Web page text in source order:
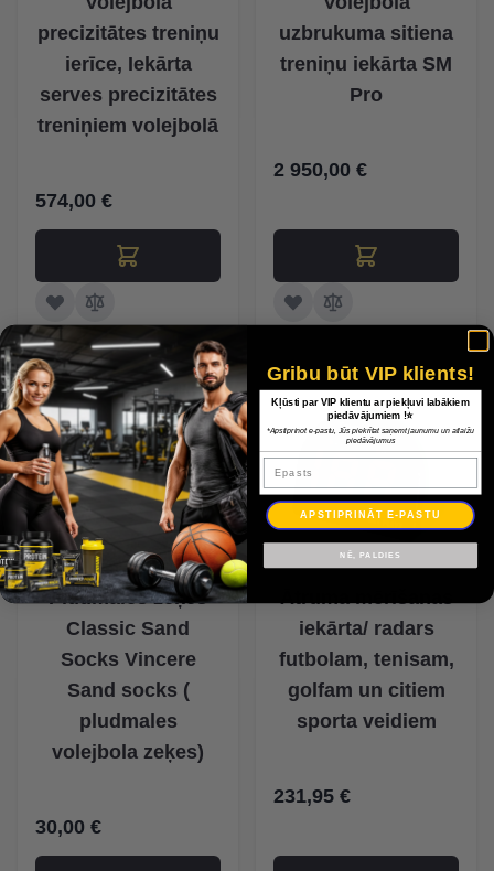
precizitātes treniņu
ierīce, Iekārta
serves precizitātes
treniņiem volejbolā
574,00 €
uzbrukuma sitiena
treniņu iekārta SM
Pro
2 950,00 €
Pludmales zeķes
Classic Sand
Socks Vincere
Sand socks (
pludmales
volejbola zeķes)
30,00 €
Ātruma mērīšanas
iekārta/ radars
futbolam, tenisam,
golfam un citiem
sporta veidiem
231,95 €
Gribu būt VIP klients!
Kļūsti par VIP klientu ar piekļuvi labākiem
piedāvājumiem !⭐
*Apstiprinot e-pastu, Jūs piekrītat saņemt jaunumu un atlaižu
piedāvājumus
Epasts
APSTIPRINĀT E-PASTU
NĒ, PALDIES